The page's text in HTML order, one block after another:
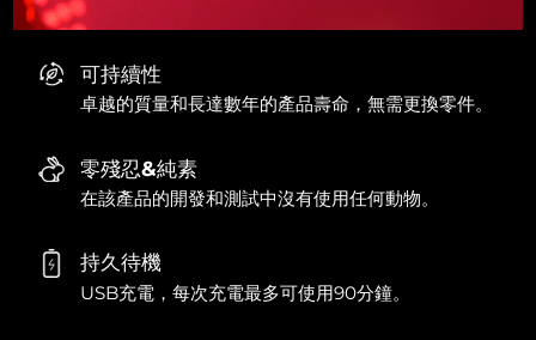
可持續性
卓越的質量和長達數年的產品壽命，無需更換零件。
零殘忍&純素
在該產品的開發和測試中沒有使用任何動物。
持久待機
USB充電，每次充電最多可使用90分鐘。